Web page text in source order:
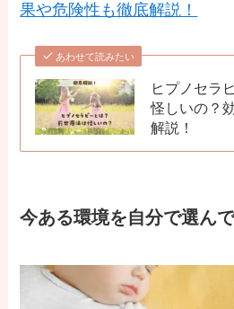
果や危険性も徹底解説！
あわせて読みたい
ヒプノセラ
怪しいの？
解説！
今ある環境を自分で選ん